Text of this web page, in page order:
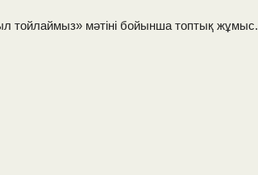
тойлаймыз» мәтіні бойынша топтық жұмыс.